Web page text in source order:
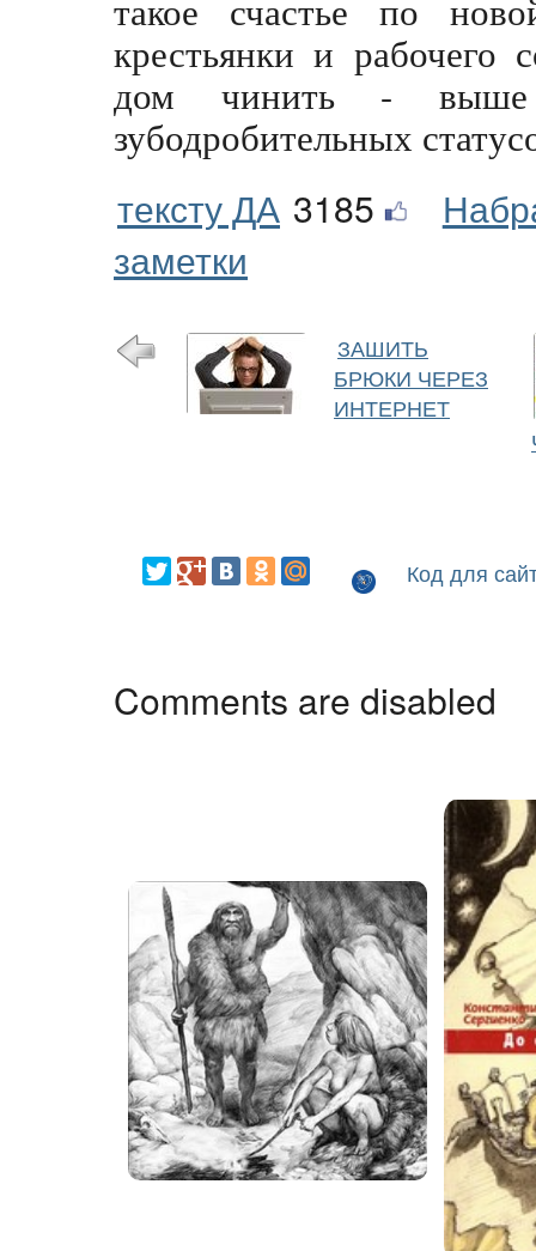
такое счастье по
крестьянки и рабочего
дом чинить -
зубодробительных
тексту ДА 3185
заметки
ЗАШИТЬ
БРЮКИ ЧЕРЕЗ
ИНТЕРНЕТ
Код для
Comments are disabled